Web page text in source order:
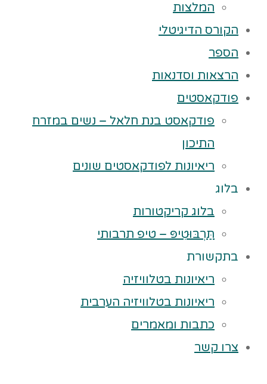
המלצות
הקורס הדיגיטלי
הספר
הרצאות וסדנאות
פודקאסטים
פודקאסט בנת חלאל – נשים במזרח
התיכון
ריאיונות לפודקאסטים שונים
בלוג
בלוג קריקטורות
תַּרְבּוּטִיפּ – טיפ תרבותי
בתקשורת
ריאיונות בטלוויזיה
ריאיונות בטלוויזיה הערבית
כתבות ומאמרים
צרו קשר